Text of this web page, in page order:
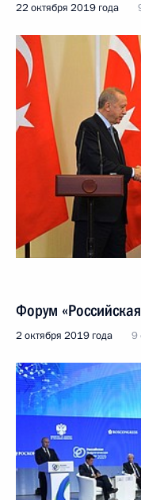
22 октября 2019 года
Форум
2 октября 2019 года 9